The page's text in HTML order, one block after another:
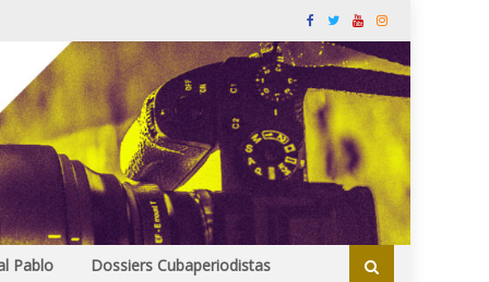
Pablo Dossiers Cubaperiodistas